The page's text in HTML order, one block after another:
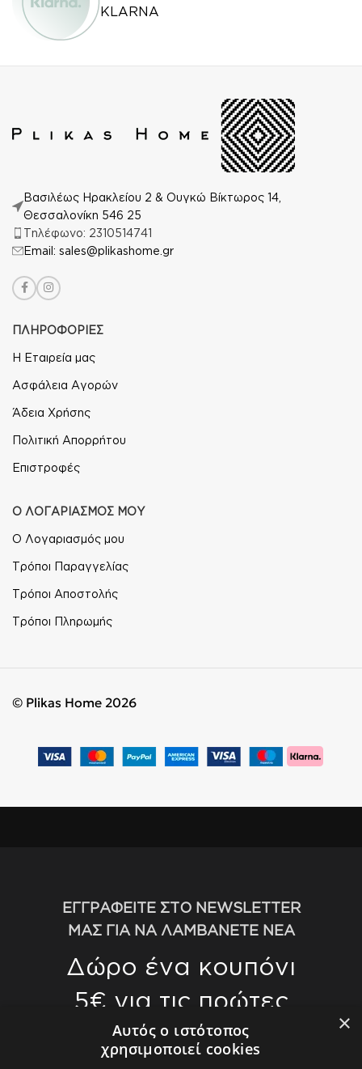
KLARNA
Βασιλέως Ηρακλείου 2 & Ουγκώ Βίκτωρος 14,
Θεσσαλονίκη 546 25
Τηλέφωνο: 2310514741
Email: sales@plikashome.gr
ΠΛΗΡΟΦΟΡΙΕΣ
Η Εταιρεία μας
Ασφάλεια Αγορών
Άδεια Χρήσης
Πολιτική Απορρήτου
Επιστροφές
Ο ΛΟΓΑΡΙΑΣΜΟΣ ΜΟΥ
Ο Λογαριασμός μου
Τρόποι Παραγγελίας
Τρόποι Αποστολής
Τρόποι Πληρωμής
© Plikas Home 2026
ΕΓΓΡΑΦΕΙΤΕ ΣΤΟ NEWSLETTER
ΜΑΣ ΓΙΑ ΝΑ ΛΑΜΒΑΝΕΤΕ ΝΕΑ
Δώρο ένα κουπόνι
5€ για τις πρώτες
αγορές σας άνω
×
Αυτός ο ιστότοπος
χρησιμοποιεί cookies